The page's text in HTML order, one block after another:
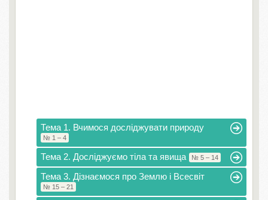
Тема 1. Вчимося досліджувати природу
№ 1 – 4
Тема 2. Досліджуємо тіла та явища № 5 – 14
Тема 3. Дізнаємося про Землю і Всесвіт
№ 15 – 21